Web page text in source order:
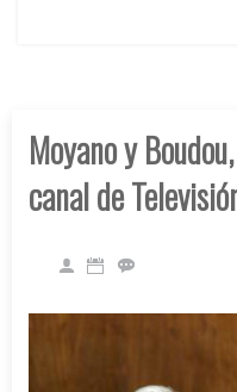
Moyano y
canal de